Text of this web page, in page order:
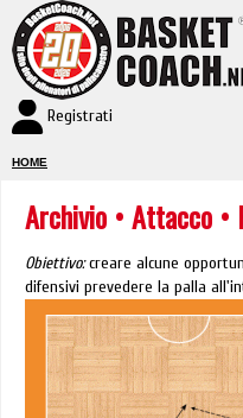
Registrati
HOME
Archivio •Attacco •
Obiettivo:creare alcune
difensivi prevedere la palla